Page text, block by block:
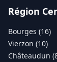
Région
Bourges (16)
Vierzon (10)
Châteaudun